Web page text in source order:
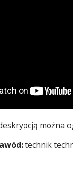
można
technik